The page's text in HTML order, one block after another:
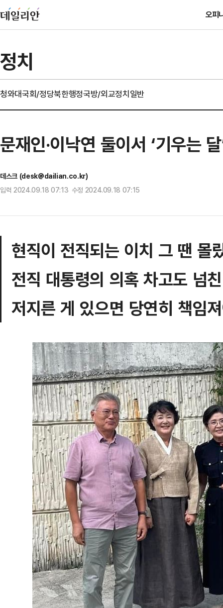
오피
정치
청와대국회/정당북한행정국방/외교정치일반
문재인·이낙연 둘이서 ‘기우는
데스크 (desk@dailian.co.kr)
입력 2024.09.18 07:13 수정 2024.09.18 07:15
현직이 전직되는 이치 그 땐 몰
전직 대통령의 의혹 차고도 넘
저지른 게 있으면 당연히 책임